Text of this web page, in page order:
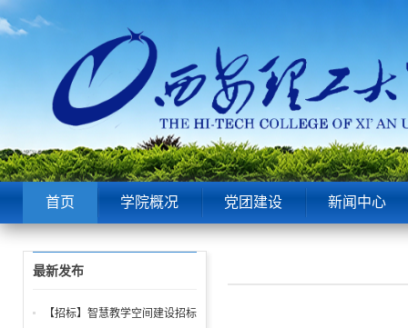
首页 学院概况 党团建设 新闻中心
最新发布
【招标】智慧教学空间建设招标